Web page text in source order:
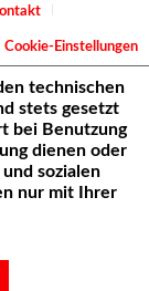
Cookie-Einstellungen
technischen
stets gesetzt
bei Benutzung
dienen oder
sozialen
nur mit Ihrer